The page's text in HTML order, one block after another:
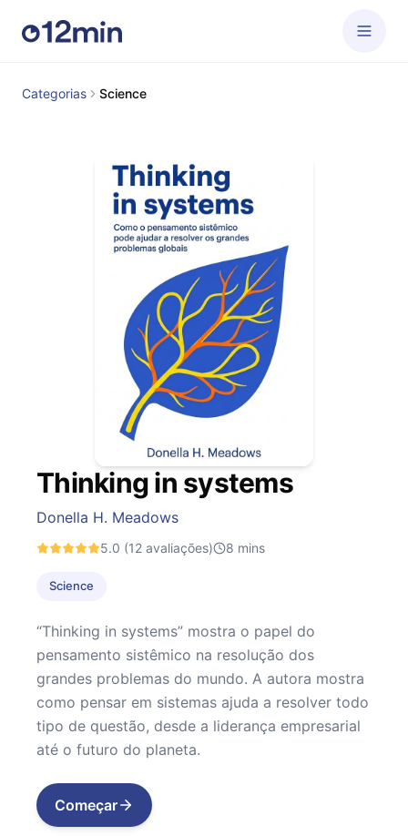
Categorias Science
Thinking in systems
Donella H. Meadows
5.0 (12 avaliações) 8 mins
Science
“Thinking in systems” mostra o papel do
pensamento sistêmico na resolução dos
grandes problemas do mundo. A autora mostra
como pensar em sistemas ajuda a resolver todo
tipo de questão, desde a liderança empresarial
até o futuro do planeta.
Começar